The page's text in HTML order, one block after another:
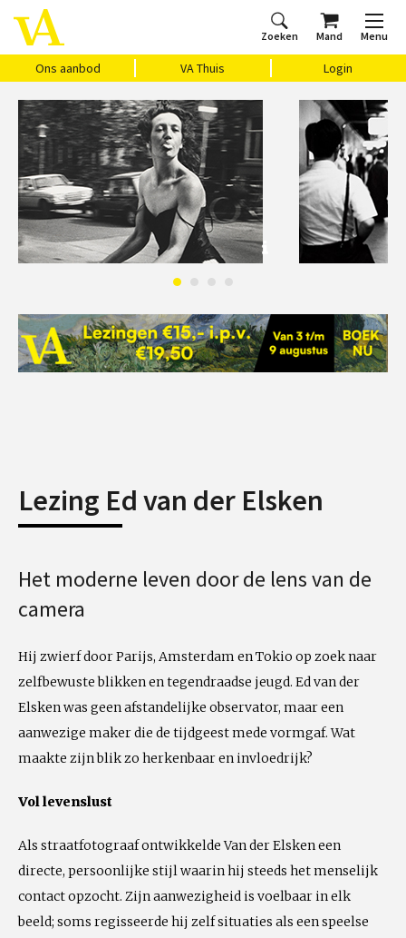
Zoeken Mand Menu
Ons aanbod VA Thuis Login
Home
Ons aanbod
Agenda
VAthuis
Over ons
Vragen?
Cadeaubon
Lezing Ed van der Elsken
Het moderne leven door de lens van de
camera
Hij zwierf door Parijs, Amsterdam en Tokio op zoek naar
zelfbewuste blikken en tegendraadse jeugd. Ed van der
Elsken was geen afstandelijke observator, maar een
aanwezige maker die de tijdgeest mede vormgaf. Wat
maakte zijn blik zo herkenbaar en invloedrijk?
Vol levenslust
Als straatfotograaf ontwikkelde Van der Elsken een
directe, persoonlijke stijl waarin hij steeds het menselijk
contact opzocht. Zijn aanwezigheid is voelbaar in elk
beeld; soms regisseerde hij zelf situaties als een speelse